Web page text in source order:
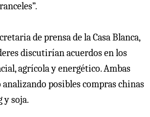
de prensa de la Casa Blanca,
discutirían acuerdos en los
agrícola y energético. Ambas
analizando posibles compras chinas
y soja.